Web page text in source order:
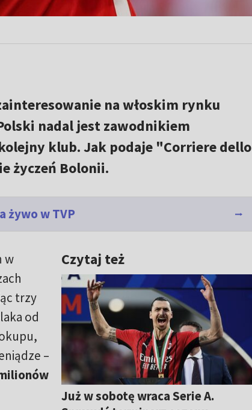
na włoskim rynku
nadal jest zawodnikiem
klub. Jak podaje "Corriere dello
życzeń Bolonii.
żywo w TVP
Czytaj też
Już w sobotę wraca Serie A.
w
trzy
od
–